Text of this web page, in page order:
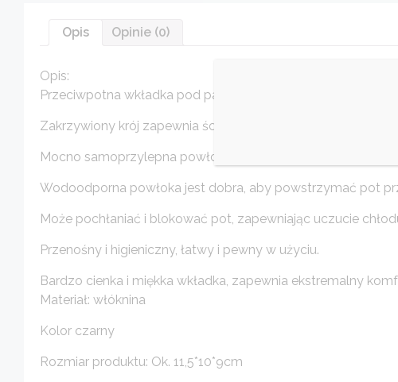
Opis Opinie (0)
Opis:
Przeciwpotna wkładka pod pachę.
Zakrzywiony krój zapewnia ścisłe dopasowanie do ubrania,
Mocno samoprzylepna powłoka do ubrań.
Wodoodporna powłoka jest dobra, aby powstrzymać pot
Może pochłaniać i blokować pot, zapewniając uczucie
Przenośny i higieniczny, łatwy i pewny w użyciu.
Bardzo cienka i miękka wkładka, zapewnia ekstremalny
Materiał: włóknina
Kolor czarny
Rozmiar produktu: Ok. 11,5*10*9cm